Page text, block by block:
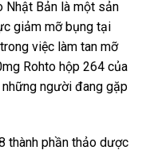
Nhật Bản là một sản
giảm mỡ bụng tại
việc làm tan mỡ
Rohto hộp 264 của
người đang gặp
thành phần thảo dược